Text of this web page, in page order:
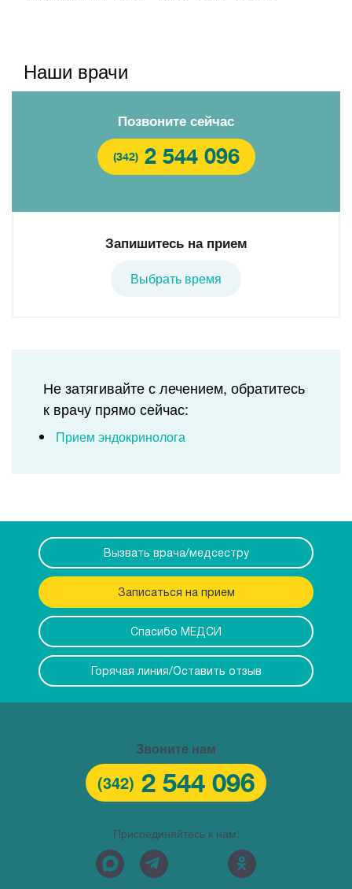
Наши врачи
Позвоните сейчас
(342) 2 544 096
Запишитесь на прием
Выбрать время
Не затягивайте с лечением, обратитесь
к врачу прямо сейчас:
Прием эндокринолога
Вызвать врача/медсестру
Записаться на прием
Спасибо МЕДСИ
Горячая линия/Оставить отзыв
Звоните нам
(342) 2 544 096
Присоединяйтесь к нам: